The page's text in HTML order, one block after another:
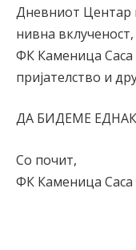
Дневниот Центар
нивна
ФК Каменица Саса
пријателство и
ДА БИДЕМЕ
Со почит,
ФК Каменица Саса